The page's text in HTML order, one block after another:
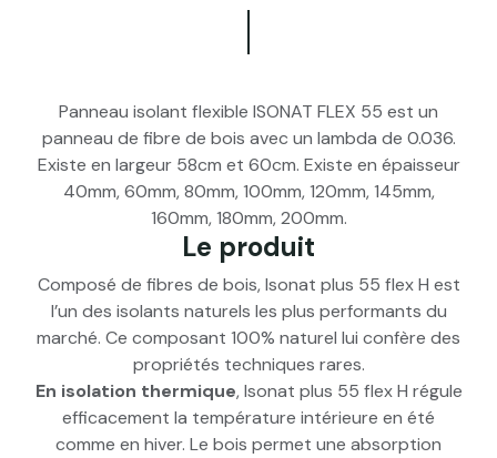
Panneau isolant flexible ISONAT FLEX 55 est un
panneau de fibre de bois avec un lambda de 0.036.
Existe en largeur 58cm et 60cm. Existe en épaisseur
40mm, 60mm, 80mm, 100mm, 120mm, 145mm,
160mm, 180mm, 200mm.
Le produit
Composé de fibres de bois, Isonat plus 55 flex H est
l’un des isolants naturels les plus performants du
marché. Ce composant 100% naturel lui confère des
propriétés techniques rares.
En isolation thermique, Isonat plus 55 flex H régule
efficacement la température intérieure en été
comme en hiver. Le bois permet une absorption